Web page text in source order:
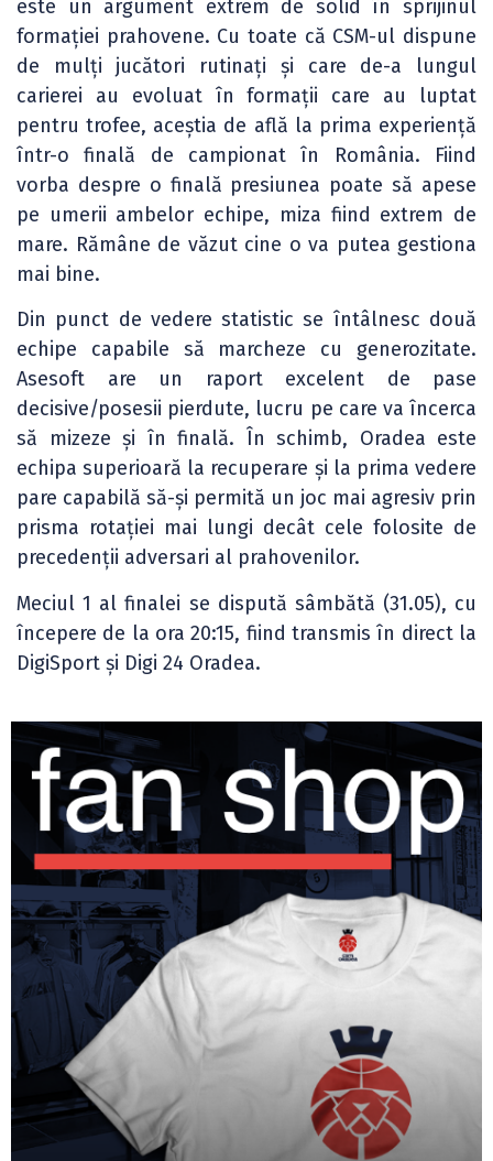
este un argument extrem de solid în sprijinul
formației prahovene. Cu toate că CSM-ul dispune
de mulți jucători rutinați și care de-a lungul
carierei au evoluat în formații care au luptat
pentru trofee, aceștia de află la prima experiență
într-o finală de campionat în România. Fiind
vorba despre o finală presiunea poate să apese
pe umerii ambelor echipe, miza fiind extrem de
mare. Rămâne de văzut cine o va putea gestiona
mai bine.
Din punct de vedere statistic se întâlnesc două
echipe capabile să marcheze cu generozitate.
Asesoft are un raport excelent de pase
decisive/posesii pierdute, lucru pe care va încerca
să mizeze și în finală. În schimb, Oradea este
echipa superioară la recuperare și la prima vedere
pare capabilă să-și permită un joc mai agresiv prin
prisma rotației mai lungi decât cele folosite de
precedenții adversari al prahovenilor.
Meciul 1 al finalei se dispută sâmbătă (31.05), cu
începere de la ora 20:15, fiind transmis în direct la
DigiSport și Digi 24 Oradea.